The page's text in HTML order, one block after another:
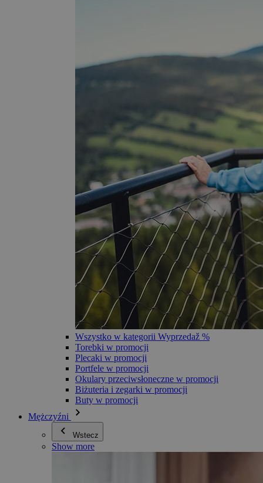
Wszystko w kategorii Wyprzedaž %
Torebki w promocji
Plecaki w promocji
Portfele w promocji
Okulary przeciwsłoneczne w promocji
Biżuteria i zegarki w promocji
Buty w promocji
Mężczyźni
Wstecz
Show more